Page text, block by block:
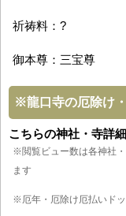
祈祷料：?
御本尊：三宝尊
※龍口寺の厄除け
こちらの神社・寺詳
※閲覧ビュー数は各神社
ます
※厄年・厄除け厄払いド